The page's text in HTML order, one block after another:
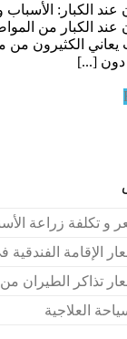
الكبار: الأسباب
عند الكبار من
يعاني الكثيرون
دون [...]
و تكلفة زراعة
الإقامة
تذاكر الطيران
العلاجية